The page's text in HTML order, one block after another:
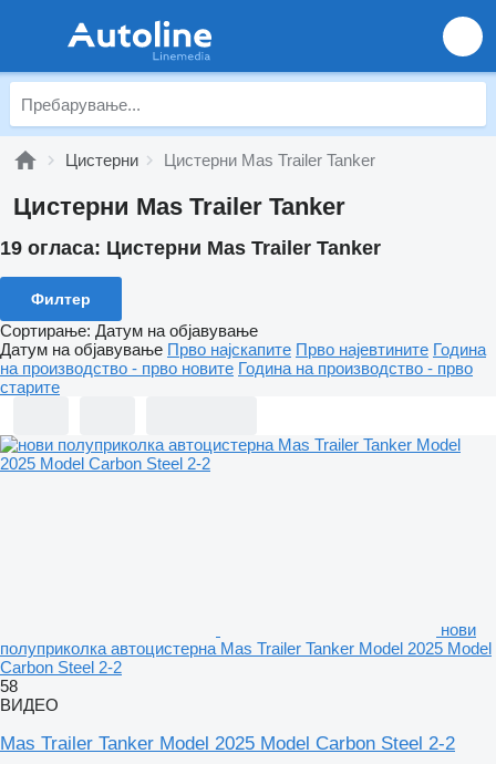
Цистерни Цистерни Mas Trailer Tanker
Цистерни Mas Trailer Tanker
19 огласа: Цистерни Mas Trailer Tanker
Филтер
Сортирање: Датум на објавување
Датум на објавување Прво најскапите Прво најевтините Година
на производство - прво новите Година на производство - прво
старите
нови
полуприколка автоцистерна Mas Trailer Tanker Model 2025 Model
Carbon Steel 2-2
58
ВИДЕО
Mas Trailer Tanker Model 2025 Model Carbon Steel 2-2